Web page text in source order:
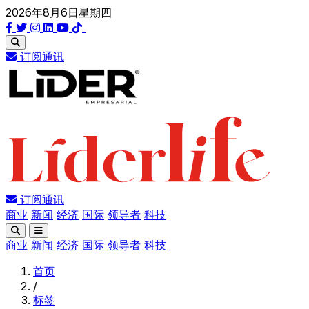
2026年8月6日星期四
订阅通讯
订阅通讯
商业 新闻 经济 国际 领导者 科技
商业 新闻 经济 国际 领导者 科技
首页
/
标签